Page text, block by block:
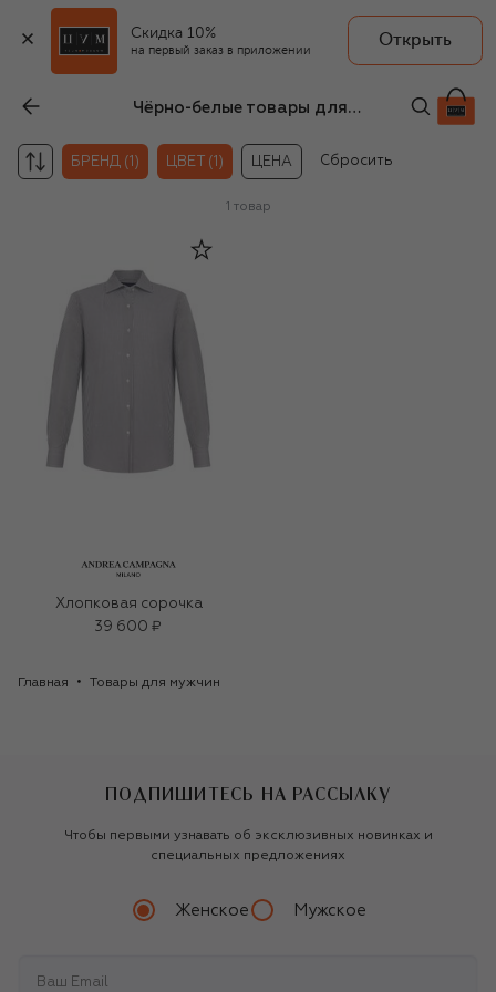
Скидка 10%
на первый заказ в приложении
Открыть
Чёрно-белые товары для мужчин Andrea Campagna
БРЕНД (1) ЦВЕТ (1) ЦЕНА Сбросить
1 товар
Хлопковая сорочка
39 600 ₽
Главная Товары для мужчин
ПОДПИШИТЕСЬ НА РАССЫЛКУ
Чтобы первыми узнавать об эксклюзивных новинках и
специальных предложениях
Женское Мужское